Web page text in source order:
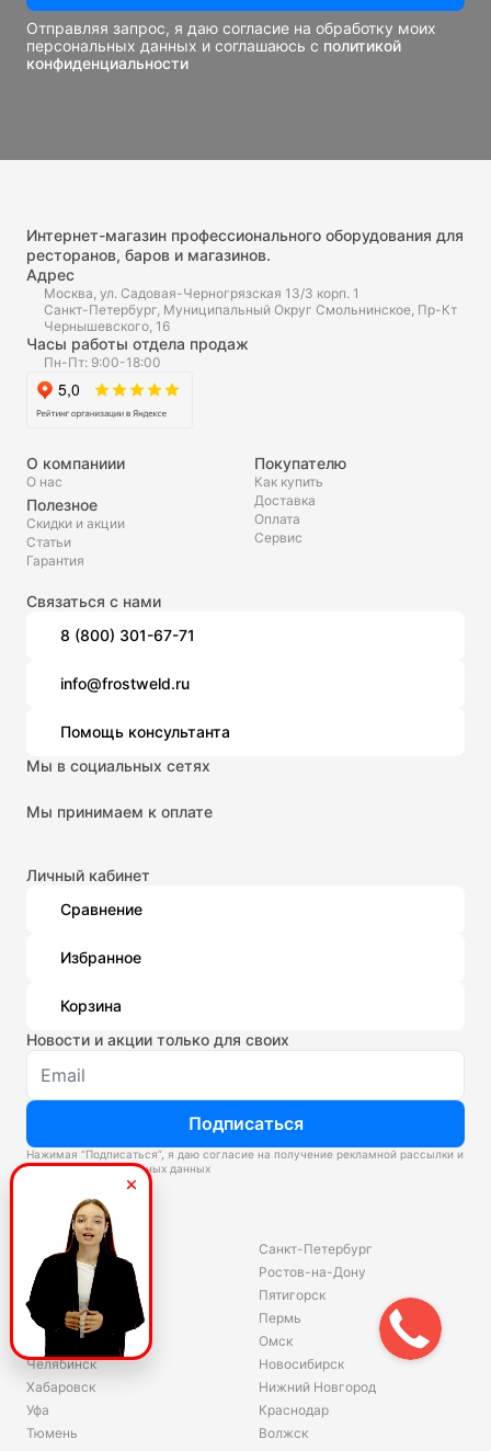
Отправляя запрос, я даю согласие на обработку моих
персональных данных и соглашаюсь с политикой
конфиденциальности
Интернет-магазин профессионального оборудования для
ресторанов, баров и магазинов.
Адрес
Москва, ул. Садовая-Черногрязская 13/3 корп. 1
Санкт-Петербург, Муниципальный Округ Смольнинское, Пр-Кт
Чернышевского, 16
Часы работы отдела продаж
Пн-Пт: 9:00-18:00
О компаниии
О нас
Полезное
Скидки и акции
Статьи
Гарантия
Покупателю
Как купить
Доставка
Оплата
Сервис
Связаться с нами
8 (800) 301-67-71
info@frostweld.ru
Помощь консультанта
Мы в социальных сетях
Мы принимаем к оплате
Личный кабинет
Сравнение
Избранное
Корзина
Новости и акции только для своих
Подписаться
Нажимая “Подписаться”, я даю согласие на получение рекламной рассылки и
обработку персональных данных
Склады
Владивосток
Екатеринбург
Красноярск
Волгоград
Ярославль
Челябинск
Хабаровск
Уфа
Тюмень
Санкт-Петербург
Ростов-на-Дону
Пятигорск
Пермь
Омск
Новосибирск
Нижний Новгород
Краснодар
Волжск